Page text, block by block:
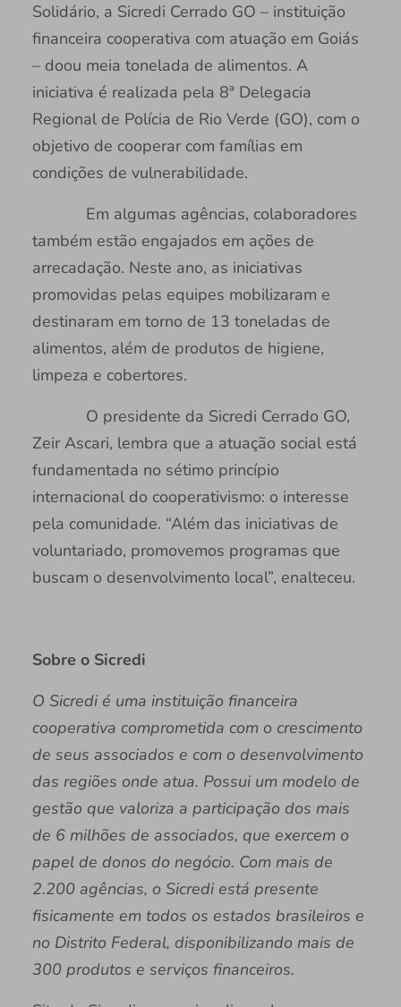
Solidário, a Sicredi Cerrado GO – instituição
financeira cooperativa com atuação em Goiás
– doou meia tonelada de alimentos. A
iniciativa é realizada pela 8ª Delegacia
Regional de Polícia de Rio Verde (GO), com o
objetivo de cooperar com famílias em
condições de vulnerabilidade.
Em algumas agências, colaboradores
também estão engajados em ações de
arrecadação. Neste ano, as iniciativas
promovidas pelas equipes mobilizaram e
destinaram em torno de 13 toneladas de
alimentos, além de produtos de higiene,
limpeza e cobertores.
O presidente da Sicredi Cerrado GO,
Zeir Ascari, lembra que a atuação social está
fundamentada no sétimo princípio
internacional do cooperativismo: o interesse
pela comunidade. “Além das iniciativas de
voluntariado, promovemos programas que
buscam o desenvolvimento local”, enalteceu.
Sobre o Sicredi
O Sicredi é uma instituição financeira
cooperativa comprometida com o crescimento
de seus associados e com o desenvolvimento
das regiões onde atua. Possui um modelo de
gestão que valoriza a participação dos mais
de 6 milhões de associados, que exercem o
papel de donos do negócio. Com mais de
2.200 agências, o Sicredi está presente
fisicamente em todos os estados brasileiros e
no Distrito Federal, disponibilizando mais de
300 produtos e serviços financeiros.